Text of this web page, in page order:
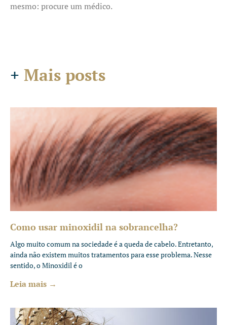
mesmo: procure um médico.
+ Mais posts
Como usar minoxidil na sobrancelha?
Algo muito comum na sociedade é a queda de cabelo. Entretanto,
ainda não existem muitos tratamentos para esse problema. Nesse
sentido, o Minoxidil é o
Leia mais →